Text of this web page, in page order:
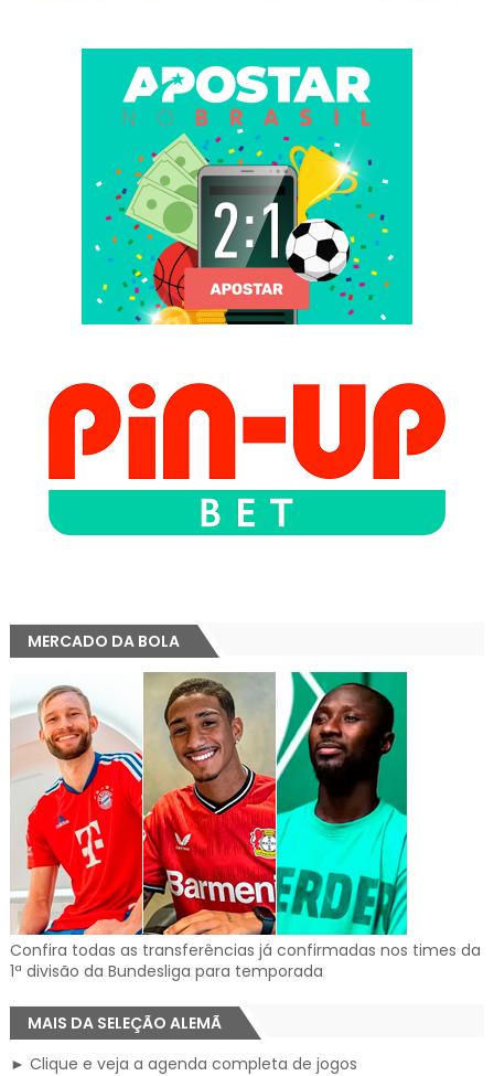
MERCADO DA BOLA
Confira todas as transferências já confirmadas nos times da
1ª divisão da Bundesliga para temporada
MAIS DA SELEÇÃO ALEMÃ
► Clique e veja a agenda completa de jogos